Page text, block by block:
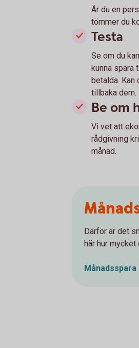
Är du en
tömmer du
Testa
Se om du
kunna spara
betalda. Kan
tillbaka dem.
Be om
Vi vet att
rådgivning
månad.
Därför är det
här hur mycket
Månadsspara